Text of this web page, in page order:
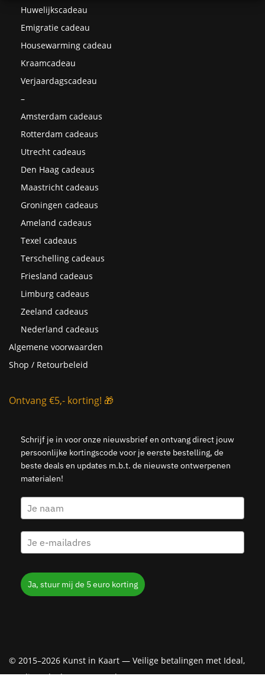
Huwelijkscadeau
Emigratie cadeau
Housewarming cadeau
Kraamcadeau
Verjaardagscadeau
–
Amsterdam cadeaus
Rotterdam cadeaus
Utrecht cadeaus
Den Haag cadeaus
Maastricht cadeaus
Groningen cadeaus
Ameland cadeaus
Texel cadeaus
Terschelling cadeaus
Friesland cadeaus
Limburg cadeaus
Zeeland cadeaus
Nederland cadeaus
Algemene voorwaarden
Shop / Retourbeleid
Ontvang €5,- korting! 🎁
Schrijf je in voor onze nieuwsbrief en ontvang direct jouw
persoonlijke kortingscode voor je eerste bestelling, de
beste deals en updates m.b.t. de nieuwste ontwerpenen
materialen!
Ja, stuur mij de 5 euro korting
© 2015–2026 Kunst in Kaart — Veilige betalingen met Ideal,
Creditcard, Klarna & PayPal